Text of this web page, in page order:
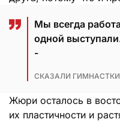
Мы всегда
одной
-
СКАЗАЛИ
Жюри осталось в
их пластичности и